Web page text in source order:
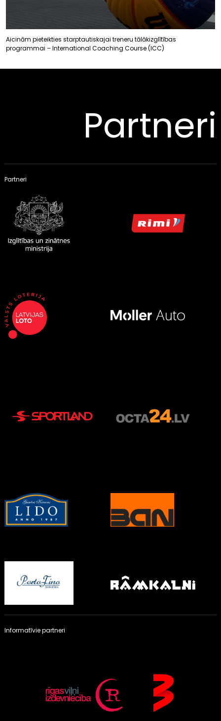
Aicinām pieteikties starptautiskajai treneru tālākizglītības
programmai – International Coaching Course (ICC)
Partneri
Partneri
Informatīvie partneri